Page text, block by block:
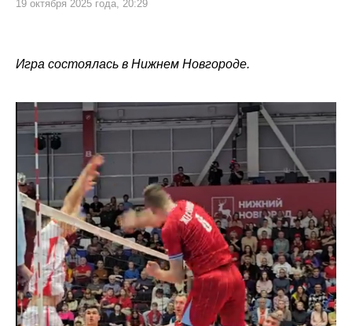
19 октября 2025 года, 20:29
Игра состоялась в Нижнем Новгороде.